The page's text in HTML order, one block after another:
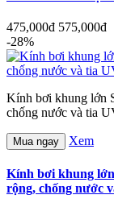
475,000đ 575,000đ
-28%
Kính bơi khung lớn
chống nước và tia
Mua ngay Xem
Kính bơi khung
rộng, chống nước